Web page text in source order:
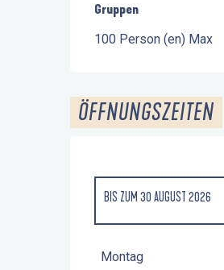
Gruppen
Gruppen
100 Person (en) Max
ÖFFNUNGSZEITEN
BIS ZUM 30 AUGUST 2026
Montag